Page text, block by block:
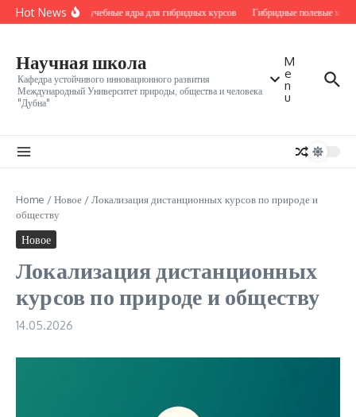
Перейти к содержанию
Hot NewsМестные учебные ядра для гибридных курсов Гибридные полевые
Научная школа
Кафедра устойчивого инновационного развития
Международный Университет природы, общества и человека
"Дубна"
M
e
n
u
Home /Новое /Локализация дистанционных курсов по природе и
обществу
Новое
Локализация дистанционных
курсов по природе и обществу
14.05.2026